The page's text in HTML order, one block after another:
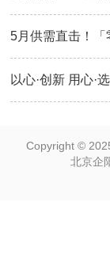
Copyright ©
北京企